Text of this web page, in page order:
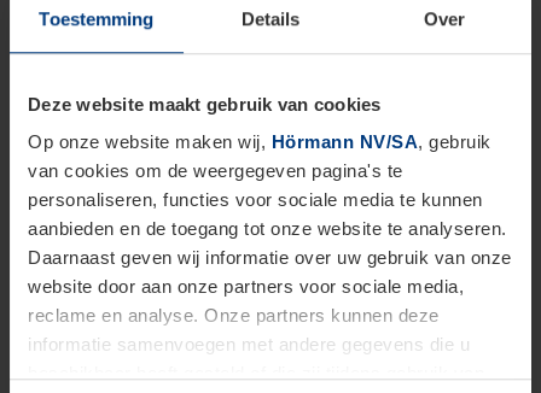
Toestemming Details Over
Deze website maakt gebruik van cookies
Op onze website maken wij, Hörmann NV/SA, gebruik
van cookies om de weergegeven pagina's te
personaliseren, functies voor sociale media te kunnen
aanbieden en de toegang tot onze website te analyseren.
Daarnaast geven wij informatie over uw gebruik van onze
website door aan onze partners voor sociale media,
reclame en analyse. Onze partners kunnen deze
informatie samenvoegen met andere gegevens die u